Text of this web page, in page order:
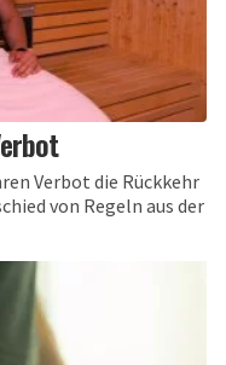
Verbot die Rückkehr
von Regeln aus der